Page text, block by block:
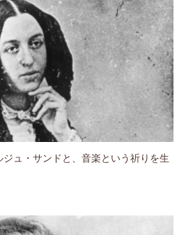
ュ・サンドと、音楽という祈りを生